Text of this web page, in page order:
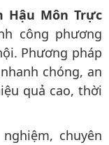
Hậu Môn Trực
công phương
Phương pháp
chóng, an
quả cao, thời
chuyên